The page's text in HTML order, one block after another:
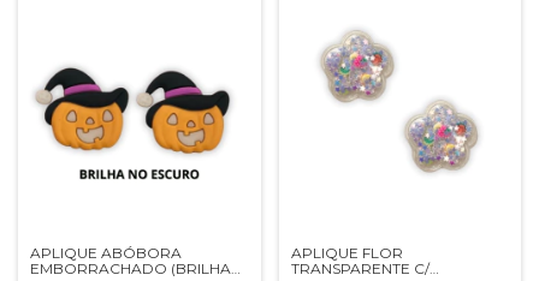
APLIQUE ABÓBORA
EMBORRACHADO (BRILHA
APLIQUE FLOR
TRANSPARENTE C/